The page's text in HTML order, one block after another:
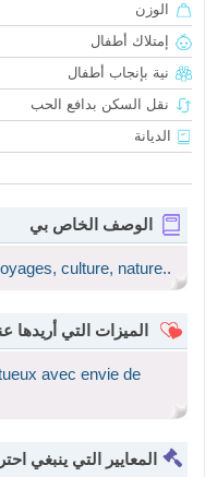
الوزن
إمتلاك أطفال
نية بإنجاب أطفال
نقل السكن بدافع الحب
الديانة
الوصف الخاص بي
culture, nature..
الميزات التي أريدها
avec envie de
المعايير التي ينبغي